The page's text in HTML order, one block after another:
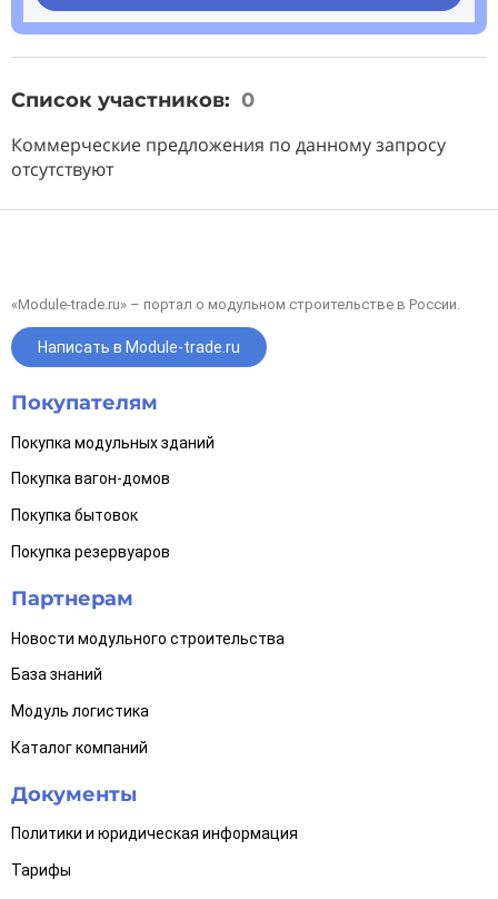
Список участников: 0
Коммерческие предложения по данному запросу
отсутствуют
«Module-trade.ru» – портал о модульном строительстве в России.
Написать в Module-trade.ru
Покупателям
Покупка модульных зданий
Покупка вагон-домов
Покупка бытовок
Покупка резервуаров
Партнерам
Новости модульного строительства
База знаний
Модуль логистика
Каталог компаний
Документы
Политики и юридическая информация
Тарифы